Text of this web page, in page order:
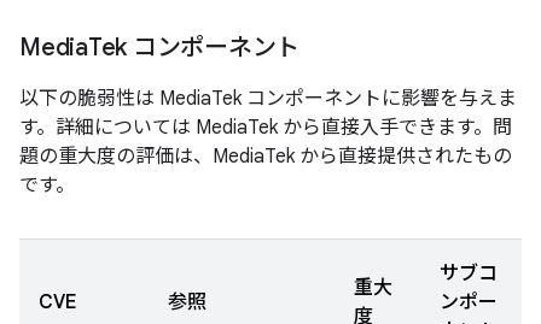
MediaTek コンポーネント
以下の脆弱性は MediaTek コンポーネントに影響を与えま
す。詳細については MediaTek から直接入手できます。問
題の重大度の評価は、MediaTek から直接提供されたもの
です。
CVE 参照
重大
度
サブコ
ンポー